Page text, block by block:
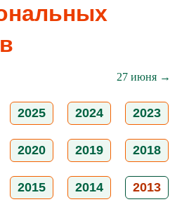
27 июня →
2025 2024 2023
2020 2019 2018
2015 2014 2013